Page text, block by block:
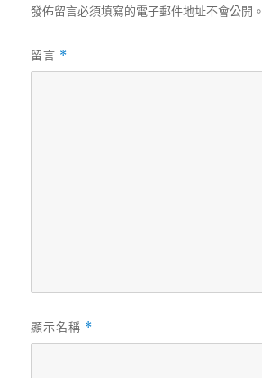
發佈留言必須填寫的電子郵件地址不會公開。
留言 *
顯示名稱 *